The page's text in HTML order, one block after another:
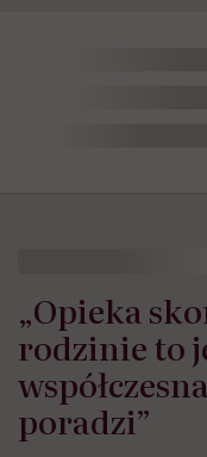
„Opieka
rodzinie to
poradzi”